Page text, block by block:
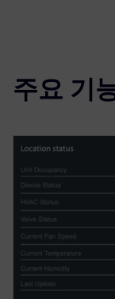
주요 기